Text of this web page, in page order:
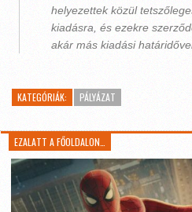
helyezettek közül
kiadásra, és ezekre
akár más kiadási
KATEGÓRIÁK: PÁLYÁZAT
EZALATT A FŐOLDALON…